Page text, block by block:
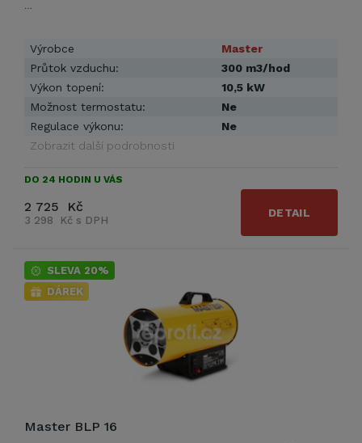
Výrobce
Master
Průtok vzduchu:
300 m3/hod
Výkon topení:
10,5 kW
Možnost termostatu:
Ne
Regulace výkonu:
Ne
Zobrazit další podrobnosti
DO 24 HODIN U VÁS
2 725 Kč
3 298 Kč s DPH
DETAIL
SLEVA 20%
DÁREK
Master BLP 16